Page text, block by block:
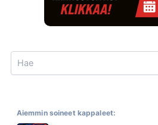
Search
Aiemmin soineet kappaleet: